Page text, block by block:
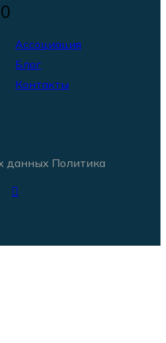
Ассоциация
Блог
Контакты
данных Политика